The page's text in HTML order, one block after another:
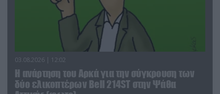
03.08.2026 | 12:02
Η ανάρτηση του Αρκά για την σύγκρουση των
δύο ελικοπτέρων Bell 214ST στην Ψάθα